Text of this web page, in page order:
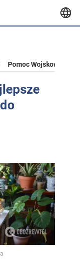
Pomoc Wojskowa Dla